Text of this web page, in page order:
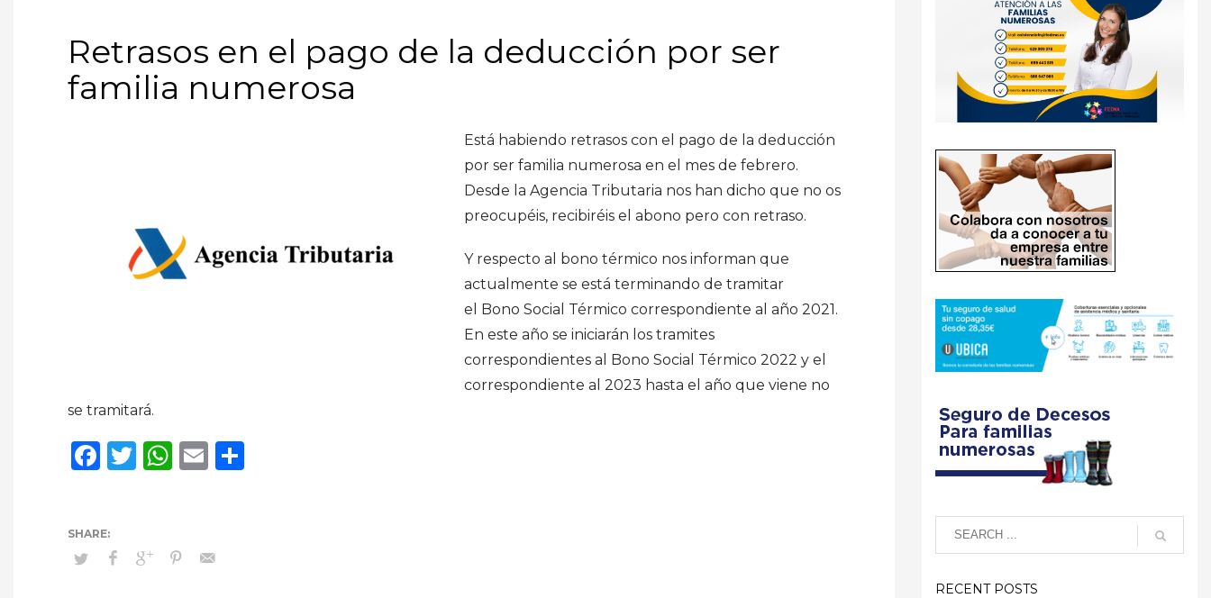
Retrasos en el pago de la deducción por ser
familia numerosa
Está habiendo retrasos con el pago de la deducción
por ser familia numerosa en el mes de febrero.
Desde la Agencia Tributaria nos han dicho que no os
preocupéis, recibiréis el abono pero con retraso.
Y respecto al bono térmico nos informan que
actualmente se está terminando de tramitar
el Bono Social Térmico correspondiente al año 2021.
En este año se iniciarán los tramites
correspondientes al Bono Social Térmico 2022 y el
correspondiente al 2023 hasta el año que viene no
se tramitará.
Facebook
Twitter
WhatsApp
Email
RECENT POSTS